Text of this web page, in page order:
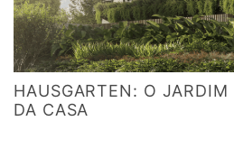
HAUSGARTEN: O
DA CASA